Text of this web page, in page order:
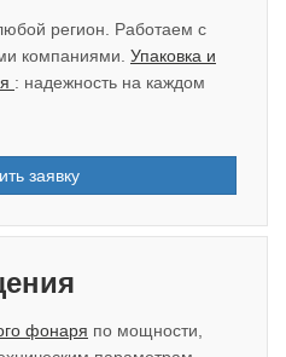
регион. Работаем с
компаниями. Упаковка и
: надежность на каждом
заявку
фонаря по мощности,